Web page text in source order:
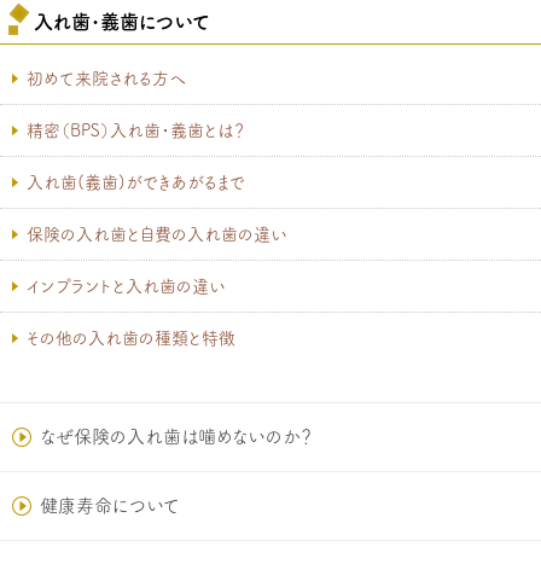
入れ歯･義歯について
初めて来院される方へ
精密（BPS）入れ歯・義歯とは？
入れ歯(義歯)ができあがるまで
保険の入れ歯と自費の入れ歯の違い
インプラントと入れ歯の違い
その他の入れ歯の種類と特徴
なぜ保険の入れ歯は噛めないのか？
健康寿命について